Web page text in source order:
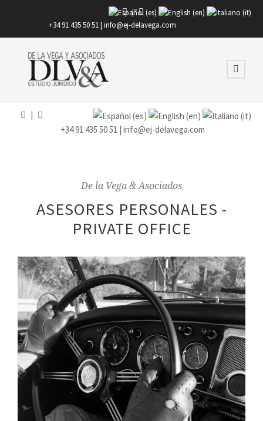
|
+34 91 435 50 51 | info@ej-delavega.com
+34 91 435 50 51 | info@ej-delavega.com
De la Vega & Asociados
ASESORES PERSONALES -
PRIVATE OFFICE